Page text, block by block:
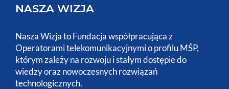
NASZA WIZJA
Nasza Wizja to Fundacja współpracująca z
Operatorami telekomunikacyjnymi o profilu MŚP,
którym zależy na rozwoju i stałym dostępie do
wiedzy oraz nowoczesnych rozwiązań
technologicznych.